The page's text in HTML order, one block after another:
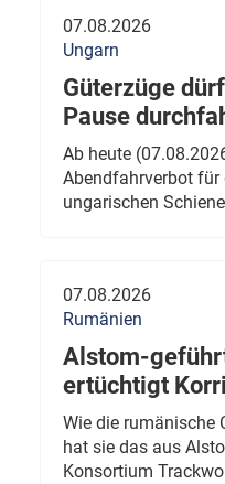
07.08.2026
Ungarn
Güterzüge
Pause
Ab heute
Abendfahrverbot für
ungarischen
07.08.2026
Rumänien
Alstom-
ertüchtigt
Wie die rumänische
hat sie das aus
Konsortium